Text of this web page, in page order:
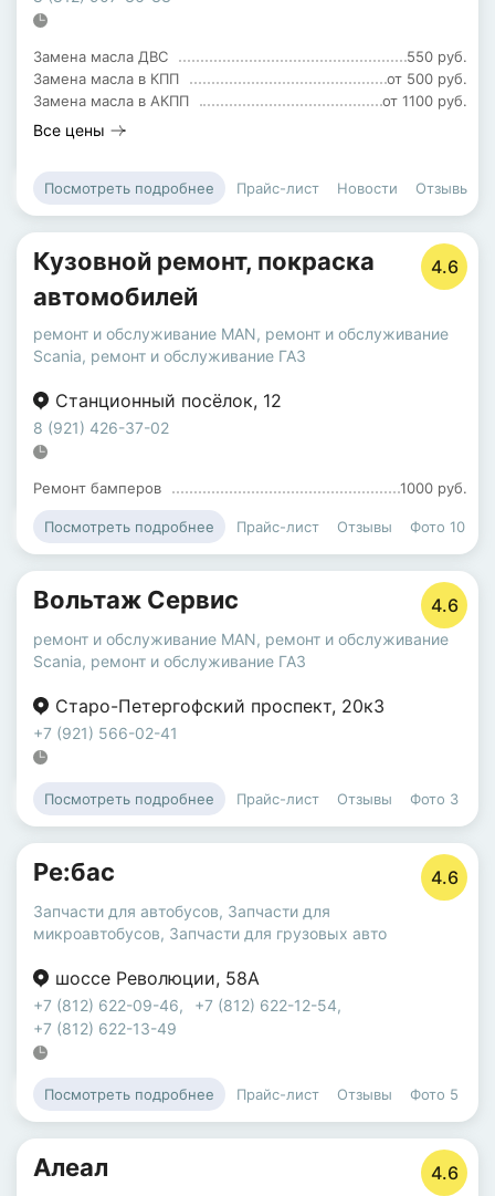
Замена масла ДВС
550 руб.
Замена масла в КПП
от 500 руб.
Замена масла в АКПП
от 1100 руб.
Все цены
Посмотреть подробнее Прайс-лист Новости Отзывы
Кузовной ремонт, покраска
автомобилей
4.6
ремонт и обслуживание MAN, ремонт и обслуживание
Scania, ремонт и обслуживание ГАЗ
Станционный посёлок, 12
8 (921) 426-37-02
Ремонт бамперов 1000 руб.
Посмотреть подробнее Прайс-лист Отзывы Фото 10
Вольтаж Сервис 4.6
ремонт и обслуживание MAN, ремонт и обслуживание
Scania, ремонт и обслуживание ГАЗ
Старо-Петергофский проспект, 20к3
+7 (921) 566-02-41
Посмотреть подробнее Прайс-лист Отзывы Фото 3
Ре:бас 4.6
Запчасти для автобусов, Запчасти для
микроавтобусов, Запчасти для грузовых авто
шоссе Революции, 58А
+7 (812) 622-09-46, +7 (812) 622-12-54,
+7 (812) 622-13-49
Посмотреть подробнее Прайс-лист Отзывы Фото 5
Алеал 4.6